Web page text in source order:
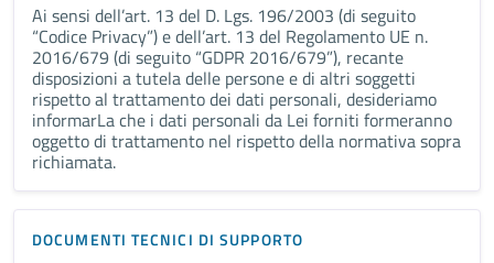
Ai sensi dell’art. 13 del D. Lgs. 196/2003 (di seguito
“Codice Privacy”) e dell’art. 13 del Regolamento UE n.
2016/679 (di seguito “GDPR 2016/679”), recante
disposizioni a tutela delle persone e di altri soggetti
rispetto al trattamento dei dati personali, desideriamo
informarLa che i dati personali da Lei forniti formeranno
oggetto di trattamento nel rispetto della normativa sopra
richiamata.
DOCUMENTI TECNICI DI SUPPORTO